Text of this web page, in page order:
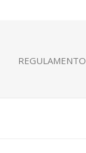
REGULAMENTO